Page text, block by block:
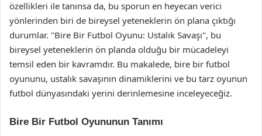
özellikleri ile tanınsa da, bu sporun en heyecan verici
yönlerinden biri de bireysel yeteneklerin ön plana çıktığı
durumlar. "Bire Bir Futbol Oyunu: Ustalık Savaşı", bu
bireysel yeteneklerin ön planda olduğu bir mücadeleyi
temsil eden bir kavramdır. Bu makalede, bire bir futbol
oyununu, ustalık savaşının dinamiklerini ve bu tarz oyunun
futbol dünyasındaki yerini derinlemesine inceleyeceğiz.
Bire Bir Futbol Oyununun Tanımı